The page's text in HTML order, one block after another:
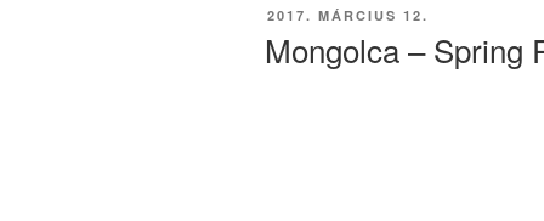
BEKÜLDVE:
2017. MÁRCIUS 12.
Mongolca – Spring